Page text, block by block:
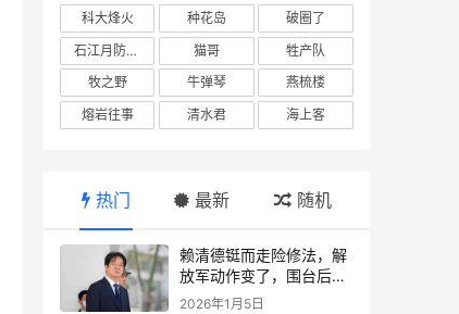
科大烽火
种花岛
破圈了
石江月防务观察
猫哥
牲产队
牧之野
牛弹琴
燕梳楼
熔岩往事
清水君 海上客
热门 最新 随机
赖清德铤而走险修法，解
放军动作变了，围台后的
“真正杀招”曝光
2026年1月5日